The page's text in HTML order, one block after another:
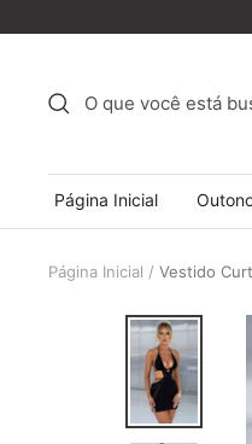
conteúdo
Página Inicial
Página Inicial Vestido